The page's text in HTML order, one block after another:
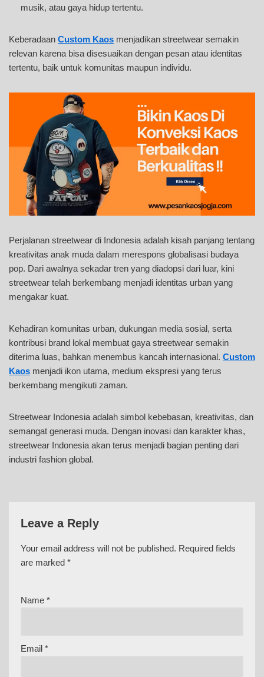
musik, atau gaya hidup tertentu.
Keberadaan Custom Kaos menjadikan streetwear semakin
relevan karena bisa disesuaikan dengan pesan atau identitas
tertentu, baik untuk komunitas maupun individu.
Perjalanan streetwear di Indonesia adalah kisah panjang tentang
kreativitas anak muda dalam merespons globalisasi budaya
pop. Dari awalnya sekadar tren yang diadopsi dari luar, kini
streetwear telah berkembang menjadi identitas urban yang
mengakar kuat.
Kehadiran komunitas urban, dukungan media sosial, serta
kontribusi brand lokal membuat gaya streetwear semakin
diterima luas, bahkan menembus kancah internasional. Custom
Kaos menjadi ikon utama, medium ekspresi yang terus
berkembang mengikuti zaman.
Streetwear Indonesia adalah simbol kebebasan, kreativitas, dan
semangat generasi muda. Dengan inovasi dan karakter khas,
streetwear Indonesia akan terus menjadi bagian penting dari
industri fashion global.
Leave a Reply
Your email address will not be published. Required fields
are marked *
Name *
Email *